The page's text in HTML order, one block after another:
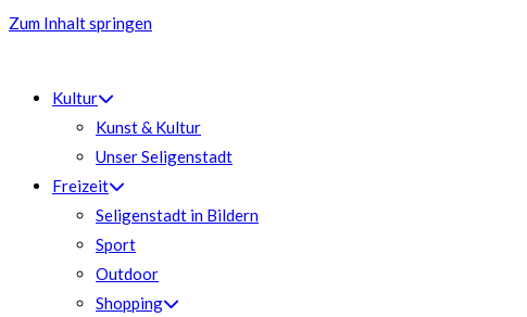
Zum Inhalt springen
Kultur
Kunst & Kultur
Unser Seligenstadt
Freizeit
Seligenstadt in Bildern
Sport
Outdoor
Shopping